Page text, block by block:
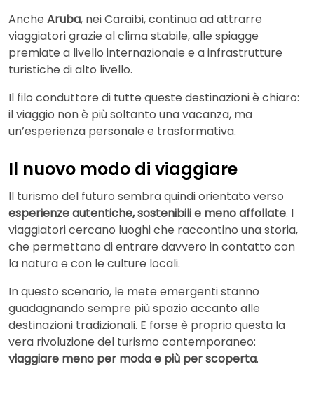
Anche Aruba, nei Caraibi, continua ad attrarre
viaggiatori grazie al clima stabile, alle spiagge
premiate a livello internazionale e a infrastrutture
turistiche di alto livello.
Il filo conduttore di tutte queste destinazioni è chiaro:
il viaggio non è più soltanto una vacanza, ma
un’esperienza personale e trasformativa.
Il nuovo modo di viaggiare
Il turismo del futuro sembra quindi orientato verso
esperienze autentiche, sostenibili e meno affollate. I
viaggiatori cercano luoghi che raccontino una storia,
che permettano di entrare davvero in contatto con
la natura e con le culture locali.
In questo scenario, le mete emergenti stanno
guadagnando sempre più spazio accanto alle
destinazioni tradizionali. E forse è proprio questa la
vera rivoluzione del turismo contemporaneo:
viaggiare meno per moda e più per scoperta.